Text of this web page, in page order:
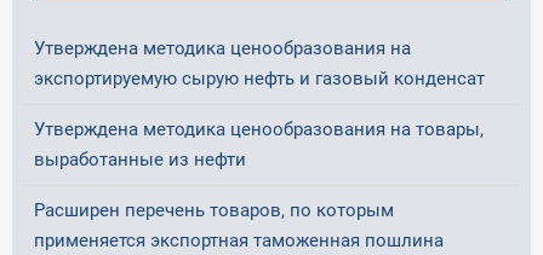
Утверждена методика ценообразования на
экспортируемую сырую нефть и газовый конденсат
Утверждена методика ценообразования на товары,
выработанные из нефти
Расширен перечень товаров, по которым
применяется экспортная таможенная пошлина